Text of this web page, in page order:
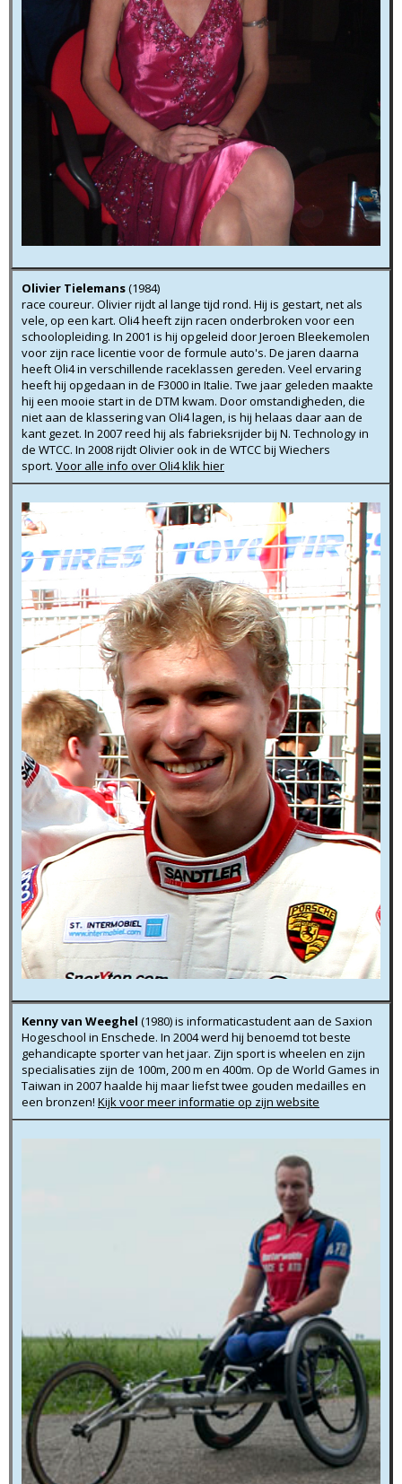
Olivier Tielemans(1984)
race coureur. Olivier rijdt al lange tijd rond. Hij is gestart, net als
vele, op een kart. Oli4 heeft zijn racen onderbroken voor een
schoolopleiding. In 2001 is hij opgeleid door Jeroen Bleekemolen
voor zijn race licentie voor de formule auto's. De jaren daarna
heeft Oli4 in verschillende raceklassen gereden. Veel ervaring
heeft hij opgedaan in de F3000 in Italie. Twe jaar geleden maakte
hij een mooie start in de DTM kwam. Door omstandigheden, die
niet aan de klassering van Oli4 lagen, is hij helaas daar aan de
kant gezet. In 2007 reed hij als fabrieksrijder bij N. Technology in
de WTCC. In 2008 rijdt Olivier ook in de WTCC bij Wiechers
sport. Voor alle info over Oli4 klik hier
Kenny van Weeghel (1980)is informaticastudent aan de Saxion
Hogeschool in Enschede. In 2004 werd hij benoemd tot beste
gehandicapte sporter van het jaar. Zijn sport is wheelen en zijn
specialisaties zijn de 100m, 200 m en 400m. Op de World Games in
Taiwan in 2007 haalde hij maar liefst twee gouden medailles en
een bronzen! Kijk voor meer informatie op zijn website